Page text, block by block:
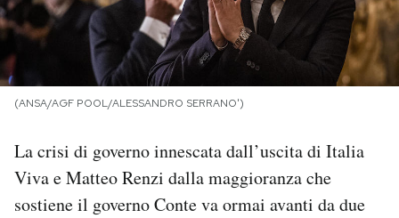
NEWSLETTER
I MIEI PREFERITI
SHOP
CALENDARIO
(ANSA/AGF POOL/ALESSANDRO SERRANO')
La crisi di governo innescata dall’uscita di Italia
Viva e Matteo Renzi dalla maggioranza che
sostiene il governo Conte va ormai avanti da due